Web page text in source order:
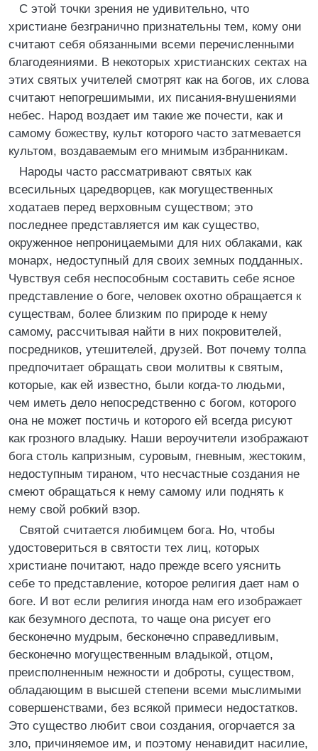
С этой точки зрения не удивительно, что
христиане безгранично признательны тем, кому они
считают себя обязанными всеми перечисленными
благодеяниями. В некоторых христианских сектах на
этих святых учителей смотрят как на богов, их слова
считают непогрешимыми, их писания-внушениями
небес. Народ воздает им такие же почести, как и
самому божеству, культ которого часто затмевается
культом, воздаваемым его мнимым избранникам.
Народы часто рассматривают святых как
всесильных царедворцев, как могущественных
ходатаев перед верховным существом; это
последнее представляется им как существо,
окруженное непроницаемыми для них облаками, как
монарх, недоступный для своих земных подданных.
Чувствуя себя неспособным составить себе ясное
представление о боге, человек охотно обращается к
существам, более близким по природе к нему
самому, рассчитывая найти в них покровителей,
посредников, утешителей, друзей. Вот почему толпа
предпочитает обращать свои молитвы к святым,
которые, как ей известно, были когда-то людьми,
чем иметь дело непосредственно с богом, которого
она не может постичь и которого ей всегда рисуют
как грозного владыку. Наши вероучители изображают
бога столь капризным, суровым, гневным, жестоким,
недоступным тираном, что несчастные создания не
смеют обращаться к нему самому или поднять к
нему свой робкий взор.
Святой считается любимцем бога. Но, чтобы
удостовериться в святости тех лиц, которых
христиане почитают, надо прежде всего уяснить
себе то представление, которое религия дает нам о
боге. И вот если религия иногда нам его изображает
как безумного деспота, то чаще она рисует его
бесконечно мудрым, бесконечно справедливым,
бесконечно могущественным владыкой, отцом,
преисполненным нежности и доброты, существом,
обладающим в высшей степени всеми мыслимыми
совершенствами, без всякой примеси недостатков.
Это существо любит свои создания, огорчается за
зло, причиняемое им, и поэтому ненавидит насилие,